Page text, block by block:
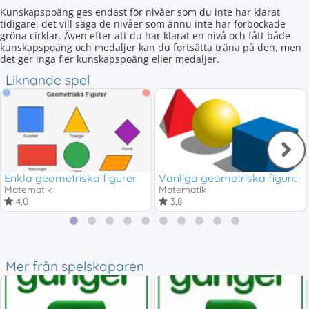
Kunskapspoäng ges endast för nivåer som du inte har klarat
tidigare, det vill säga de nivåer som ännu inte har förbockade
gröna cirklar. Även efter att du har klarat en nivå och fått både
kunskapspoäng och medaljer kan du fortsätta träna på den, men
det ger inga fler kunskapspoäng eller medaljer.
Liknande spel
Enkla geometriska figurer
Matematik
4,0
Vanliga geometriska figurer
Matematik
3,8
Mer från spelskaparen